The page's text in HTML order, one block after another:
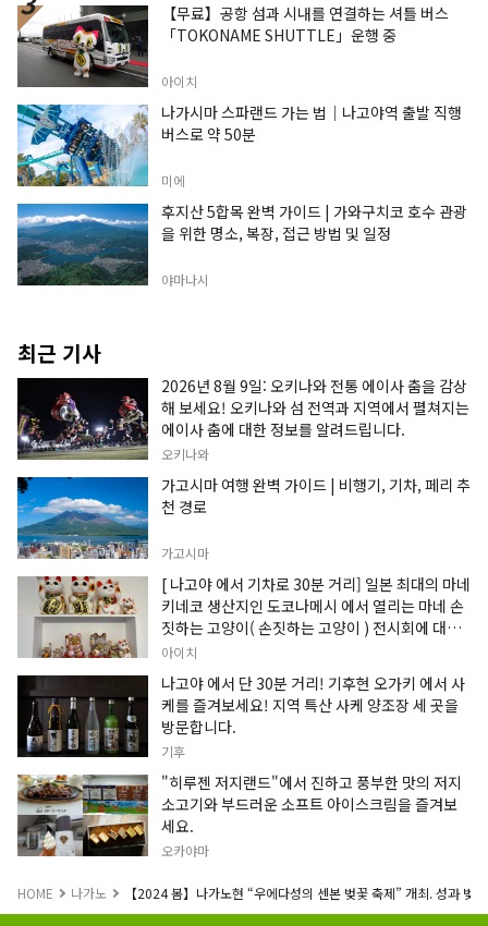
【무료】공항 섬과 시내를 연결하는 셔틀 버스
「TOKONAME SHUTTLE」운행 중
아이치
나가시마 스파랜드 가는 법｜나고야역 출발 직행
버스로 약 50분
미에
후지산 5합목 완벽 가이드 | 가와구치코 호수 관광
을 위한 명소, 복장, 접근 방법 및 일정
야마나시
최근 기사
2026년 8월 9일: 오키나와 전통 에이사 춤을 감상
해 보세요! 오키나와 섬 전역과 지역에서 펼쳐지는
에이사 춤에 대한 정보를 알려드립니다.
오키나와
가고시마 여행 완벽 가이드 | 비행기, 기차, 페리 추
천 경로
가고시마
[ 나고야 에서 기차로 30분 거리] 일본 최대의 마네
키네코 생산지인 도코나메시 에서 열리는 마네 손
짓하는 고양이( 손짓하는 고양이 ) 전시회에 대한
정보입니다.
아이치
나고야 에서 단 30분 거리! 기후현 오가키 에서 사
케를 즐겨보세요! 지역 특산 사케 양조장 세 곳을
방문합니다.
기후
"히루젠 저지랜드"에서 진하고 풍부한 맛의 저지
소고기와 부드러운 소프트 아이스크림을 즐겨보
세요.
오카야마
HOME 나가노 【2024 봄】나가노현 “우에다성의 센본 벚꽃 축제” 개최. 성과 벚